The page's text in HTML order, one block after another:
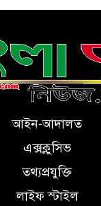
আইন-আদালত
এক্সক্লুসিভ
তথ্যপ্রযুক্তি
লাইফ স্টাইল